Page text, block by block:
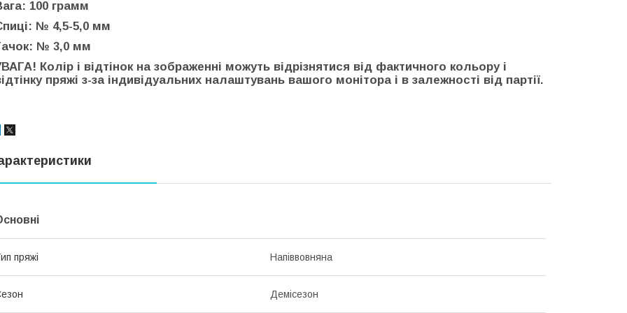
100 грамм
№ 4,5-5,0 мм
№ 3,0 мм
Колір і відтінок на зображенні можуть відрізнятися від фактичного кольору і
пряжі з-за індивідуальних налаштувань вашого монітора і в залежності від партії.
пряжі Напіввовняна
Демісезон